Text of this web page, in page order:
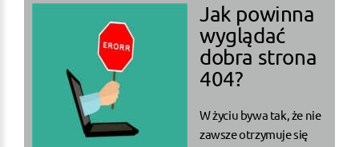
Jak powinna
wyglądać
dobra strona
404?
W życiu bywa tak, że nie
zawsze otrzymuje się